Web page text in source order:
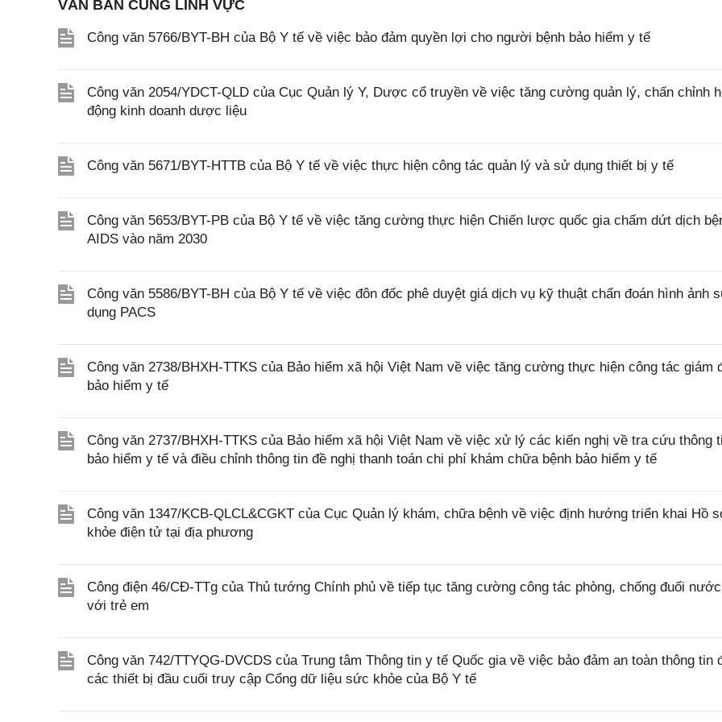
VĂN BẢN CÙNG LĨNH VỰC
Công văn 5766/BYT-BH của Bộ Y tế về việc bảo đảm quyền lợi cho người bệnh bảo hiểm y tế
Công văn 2054/YDCT-QLD của Cục Quản lý Y, Dược cổ truyền về việc tăng cường quản lý, chấn chỉnh
động kinh doanh dược liệu
Công văn 5671/BYT-HTTB của Bộ Y tế về việc thực hiện công tác quản lý và sử dụng thiết bị y tế
Công văn 5653/BYT-PB của Bộ Y tế về việc tăng cường thực hiện Chiến lược quốc gia chấm dứt dịch
AIDS vào năm 2030
Công văn 5586/BYT-BH của Bộ Y tế về việc đôn đốc phê duyệt giá dịch vụ kỹ thuật chẩn đoán hình ảnh
dụng PACS
Công văn 2738/BHXH-TTKS của Bảo hiểm xã hội Việt Nam về việc tăng cường thực hiện công tác giám
bảo hiểm y tế
Công văn 2737/BHXH-TTKS của Bảo hiểm xã hội Việt Nam về việc xử lý các kiến nghị về tra cứu thông
bảo hiểm y tế và điều chỉnh thông tin đề nghị thanh toán chi phí khám chữa bệnh bảo hiểm y tế
Công văn 1347/KCB-QLCL&CGKT của Cục Quản lý khám, chữa bệnh về việc định hướng triển khai Hồ
khỏe điện tử tại địa phương
Công điện 46/CĐ-TTg của Thủ tướng Chính phủ về tiếp tục tăng cường công tác phòng, chống đuối
với trẻ em
Công văn 742/TTYQG-DVCDS của Trung tâm Thông tin y tế Quốc gia về việc bảo đảm an toàn thông tin
các thiết bị đầu cuối truy cập Cổng dữ liệu sức khỏe của Bộ Y tế